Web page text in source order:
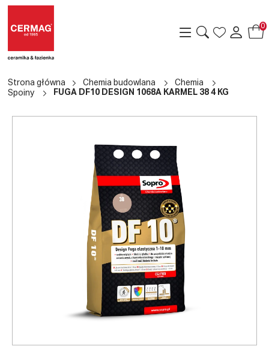
0
Strona główna Chemia budowlana
Chemia
Spoiny
FUGA DF10 DESIGN 1068A KARMEL 38 4 KG